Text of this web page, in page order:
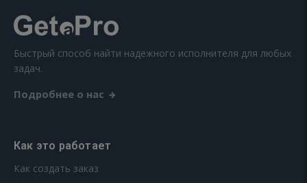
Быстрый способ найти надежного исполнителя для любых
задач.
Подробнее о нас
Как это работает
Как создать заказ